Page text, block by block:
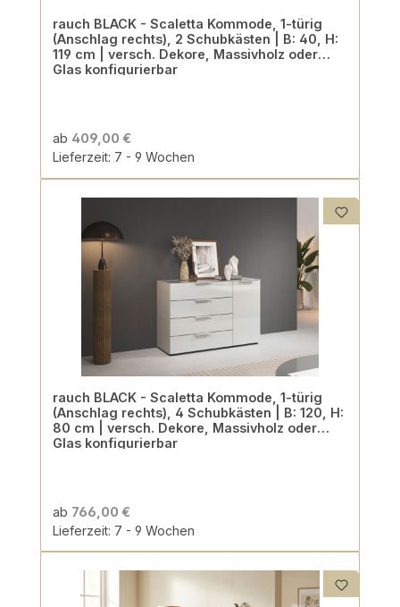
rauch BLACK - Scaletta Kommode, 1-türig
(Anschlag rechts), 2 Schubkästen | B: 40, H:
119 cm | versch. Dekore, Massivholz oder
Glas konfigurierbar
ab 409,00 €
Lieferzeit: 7 - 9 Wochen
rauch BLACK - Scaletta Kommode, 1-türig
(Anschlag rechts), 4 Schubkästen | B: 120, H:
80 cm | versch. Dekore, Massivholz oder
Glas konfigurierbar
ab 766,00 €
Lieferzeit: 7 - 9 Wochen